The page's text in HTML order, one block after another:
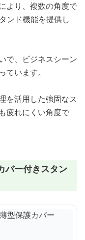
より、複数の角度で
ンド機能を提供し
で、ビジネスシーン
います。
を活用した強固なス
疲れにくい角度で
バー付きスタン